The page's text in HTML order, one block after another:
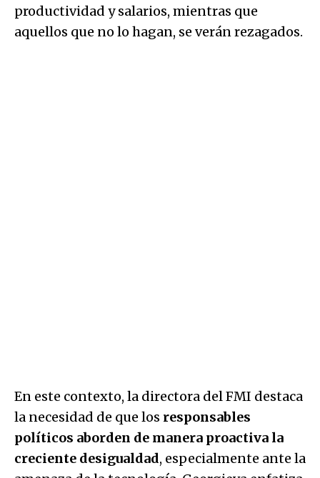
productividad y salarios, mientras que
aquellos que no lo hagan, se verán rezagados.
En este contexto, la directora del FMI destaca
la necesidad de que los responsables
políticos aborden de manera proactiva la
creciente desigualdad, especialmente ante la